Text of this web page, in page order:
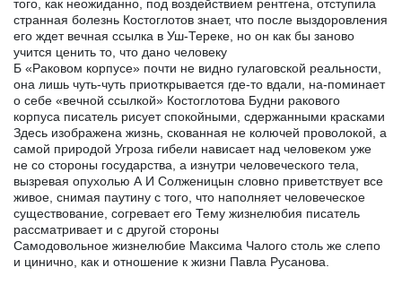
того, как неожиданно, под воздействием рентгена, отступила
странная болезнь Костоглотов знает, что после выздоровления
его ждет вечная ссылка в Уш-Тереке, но он как бы заново
учится ценить то, что дано человеку
Б «Раковом корпусе» почти не видно гулаговской реальности,
она лишь чуть-чуть приоткрывается где-то вдали, на-поминает
о себе «вечной ссылкой» Костоглотова Будни ракового
корпуса писатель рисует спокойными, сдержанными красками
Здесь изображена жизнь, скованная не колючей проволокой, а
самой природой Угроза гибели нависает над человеком уже
не со стороны государства, а изнутри человеческого тела,
вызревая опухолью А И Солженицын словно приветствует все
живое, снимая паутину с того, что наполняет человеческое
существование, согревает его Тему жизнелюбия писатель
рассматривает и с другой стороны
Самодовольное жизнелюбие Максима Чалого столь же слепо
и цинично, как и отношение к жизни Павла Русанова.